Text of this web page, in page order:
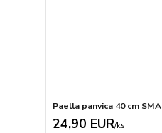
Paella panvica 40 cm
24,90 EUR/ks